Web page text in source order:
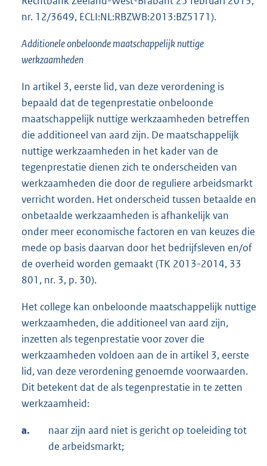
nr. 12/3649, ECLI:NL:RBZWB:2013:BZ5171).
Additionele onbeloonde maatschappelijk nuttige
werkzaamheden
In artikel 3, eerste lid, van deze verordening is
bepaald dat de tegenprestatie onbeloonde
maatschappelijk nuttige werkzaamheden betreffen
die additioneel van aard zijn. De maatschappelijk
nuttige werkzaamheden in het kader van de
tegenprestatie dienen zich te onderscheiden van
werkzaamheden die door de reguliere arbeidsmarkt
verricht worden. Het onderscheid tussen betaalde en
onbetaalde werkzaamheden is afhankelijk van
onder meer economische factoren en van keuzes die
mede op basis daarvan door het bedrijfsleven en/of
de overheid worden gemaakt (TK 2013-2014, 33
801, nr. 3, p. 30).
Het college kan onbeloonde maatschappelijk nuttige
werkzaamheden, die additioneel van aard zijn,
inzetten als tegenprestatie voor zover die
werkzaamheden voldoen aan de in artikel 3, eerste
lid, van deze verordening genoemde voorwaarden.
Dit betekent dat de als tegenprestatie in te zetten
werkzaamheid:
a.
naar zijn aard niet is gericht op toeleiding tot
de arbeidsmarkt;